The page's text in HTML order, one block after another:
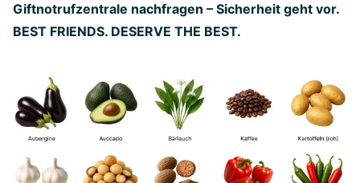
Giftnotrufzentrale nachfragen – Sicherheit geht vor.
BEST FRIENDS. DESERVE THE BEST.